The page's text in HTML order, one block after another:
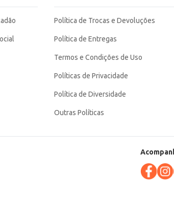
Política de Trocas e Devoluções
Política de Entregas
Termos e Condições de Uso
Políticas de Privacidade
Política de Diversidade
Outras Políticas